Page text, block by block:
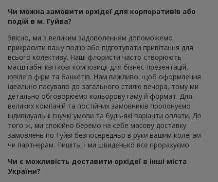
Чи можна замовити орхідеї для корпоративів або
подій в м. Гуйва?
Звісно, ми з великим задоволенням допоможемо
прикрасити вашу подію або підготувати привітання для
всього колективу. Наші флористи часто створюють
масштабні квіткові композиції для бізнес-презентацій,
ювілеїв фірм та банкетів. Нам важливо, щоб оформлення
ідеально пасувало до загального стилю вечора, тому ми
детально обговорюємо кольорову гаму й формат. Для
великих компаній та постійних замовників пропонуємо
індивідуальні гнучкі умови та будь-які варіанти оплати. До
того ж, ми спокійно беремо на себе масову доставку
замовлень по Гуйві безпосередньо в руки вашим колегам
чи партнерам. Пишіть, і ми швиденько все прорахуємо.
Чи є можливість доставити орхідеї в інші міста
України?